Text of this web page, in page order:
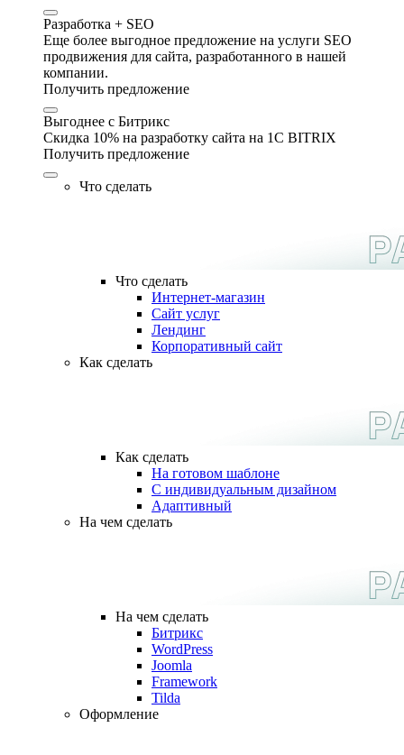
Разработка + SEO
Еще более выгодное предложение на услуги SEO
продвижения для сайта, разработанного в нашей
компании.
Получить предложение
Выгоднее с Битрикс
Скидка 10% на разработку сайта на 1C BITRIX
Получить предложение
Что сделать
Что сделать
Интернет-магазин
Сайт услуг
Лендинг
Корпоративный сайт
Как сделать
Как сделать
На готовом шаблоне
С индивидуальным дизайном
Адаптивный
На чем сделать
На чем сделать
Битрикс
WordPress
Joomla
Framework
Tilda
Оформление